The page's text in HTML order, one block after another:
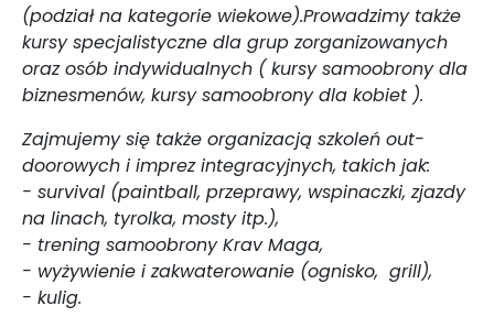
(podział na kategorie wiekowe).Prowadzimy także
kursy specjalistyczne dla grup zorganizowanych
oraz osób indywidualnych ( kursy samoobrony dla
biznesmenów, kursy samoobrony dla kobiet ).
Zajmujemy się także organizacją szkoleń out-
doorowych i imprez integracyjnych, takich jak:
- survival (paintball, przeprawy, wspinaczki, zjazdy
na linach, tyrolka, mosty itp.),
- trening samoobrony Krav Maga,
- wyżywienie i zakwaterowanie (ognisko, grill),
- kulig.